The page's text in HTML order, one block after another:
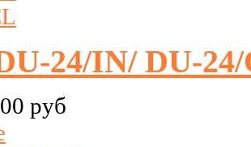
24/IN/ DU-
руб